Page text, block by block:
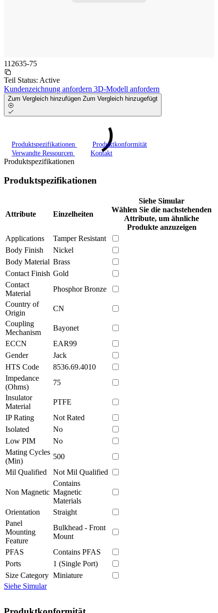
112635-75
Teil Status: Active
Kundenzeichnung anfordern 3D-Modell anfordern
Zum Vergleich hinzufügen Zum Vergleich hinzugefügt
Produktspezifikationen
Produktkonformität
Verwandte Ressourcen
Kontakt
Produktspezifikationen
Produktspezifikationen
Attribute Einzelheiten
Siehe Simular
Wählen Sie die nachstehenden
Attribute, um ähnliche
Produkte anzuzeigen
Applications
Tamper Resistant
Body Finish
Nickel
Body Material Brass
Contact Finish Gold
Contact
Material
Phosphor Bronze
Country of
Origin
CN
Coupling
Mechanism
Bayonet
ECCN
EAR99
Gender
Jack
HTS Code
8536.69.4010
Impedance
(Ohms)
75
Insulator
Material
PTFE
IP Rating
Not Rated
Isolated
No
Low PIM
No
Mating Cycles
(Min)
500
Mil Qualified
Not Mil Qualified
Non Magnetic
Contains
Magnetic
Materials
Orientation
Straight
Panel
Mounting
Feature
Bulkhead - Front
Mount
PFAS
Contains PFAS
Ports
1 (Single Port)
Size Category Miniature
Siehe Simular